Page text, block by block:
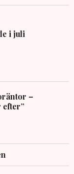
i juli
–
efter”